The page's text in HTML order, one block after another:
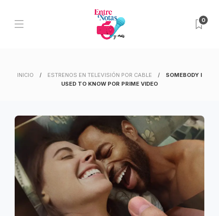
0
INICIO ESTRENOS EN TELEVISIÓN POR CABLE
SOMEBODY I
USED TO KNOW POR PRIME VIDEO